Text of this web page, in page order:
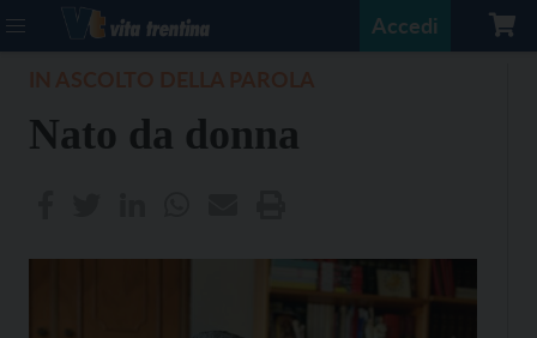
Accedi
Nato da donna